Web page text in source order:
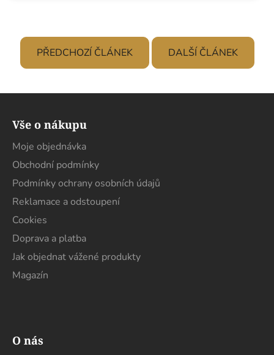
PŘEDCHOZÍ ČLÁNEK DALŠÍ ČLÁNEK
Vše o nákupu
Moje objednávka
Obchodní podmínky
Podmínky ochrany osobních údajů
Reklamace a odstoupení
Cookies
Doprava a platba
Jak objednat vážené produkty
Magazín
O nás